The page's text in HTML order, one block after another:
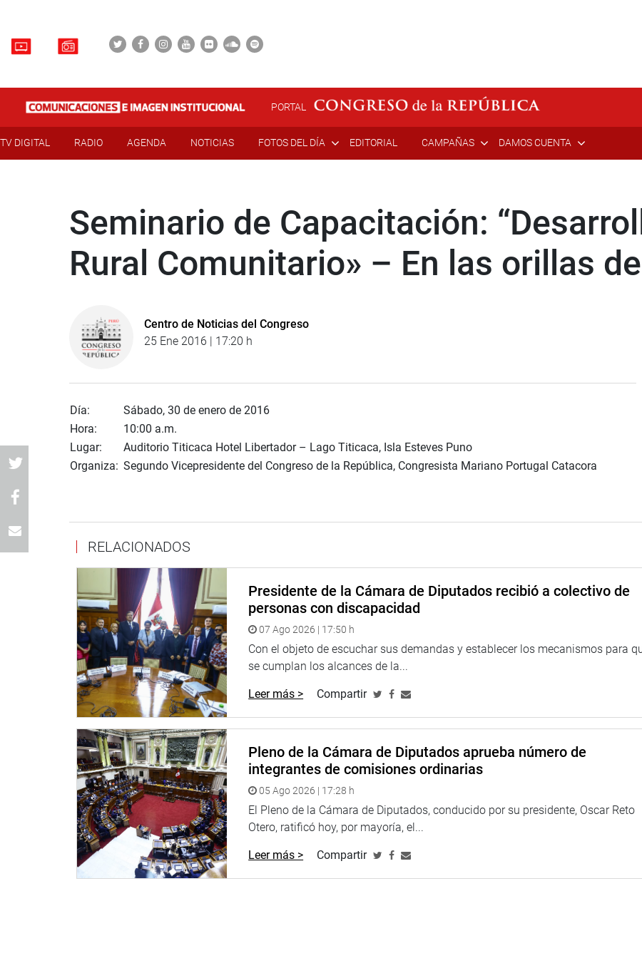
PORTAL
TV DIGITAL RADIO AGENDA NOTICIAS FOTOS DEL DÍA EDITORIAL CAMPAÑAS DAMOS CUENTA
Seminario de Capacitación:
Rural Comunitario» – En las orillas
Centro de Noticias del Congreso
25 Ene 2016 | 17:20 h
Día:
Sábado, 30 de enero de 2016
Hora:
10:00 a.m.
Lugar:
Auditorio Titicaca Hotel Libertador – Lago Titicaca, Isla Esteves Puno
Organiza: Segundo Vicepresidente del Congreso de la República, Congresista Mariano Portugal Catacora
RELACIONADOS
Presidente de la Cámara de Diputados recibió a colectivo de
personas con discapacidad
07 Ago 2026 | 17:50 h
Con el objeto de escuchar sus demandas y establecer los mecanismos para
se cumplan los alcances de la...
Leer más > Compartir
Pleno de la Cámara de Diputados aprueba número de
integrantes de comisiones ordinarias
05 Ago 2026 | 17:28 h
El Pleno de la Cámara de Diputados, conducido por su presidente, Oscar Reto
Otero, ratificó hoy, por mayoría, el...
Leer más > Compartir